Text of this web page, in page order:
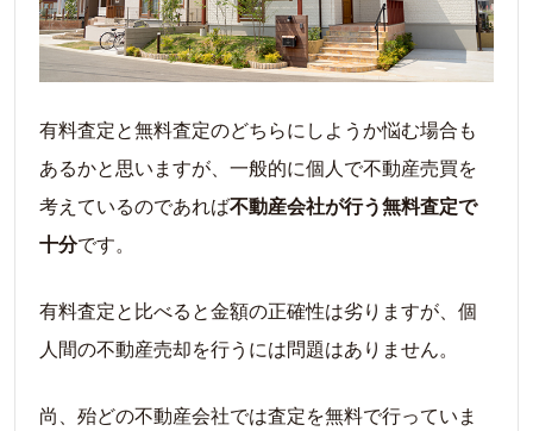
会社選びをしよう
有料査定と無料査定のどちらにしようか悩む場合も
あるかと思いますが、一般的に個人で不動産売買を
考えているのであれば不動産会社が行う無料査定で
十分です。
有料査定と比べると金額の正確性は劣りますが、個
人間の不動産売却を行うには問題はありません。
尚、殆どの不動産会社では査定を無料で行っていま